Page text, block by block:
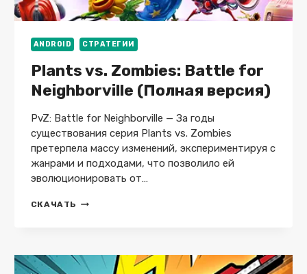
ANDROID СТРАТЕГИИ
Plants vs. Zombies: Battle for
Neighborville (Полная версия)
PvZ: Battle for Neighborville — За годы
существования серия Plants vs. Zombies
претерпела массу изменений, экспериментируя с
жанрами и подходами, что позволило ей
эволюционировать от…
СКАЧАТЬ PLANTS
NEIGHBORVILLE